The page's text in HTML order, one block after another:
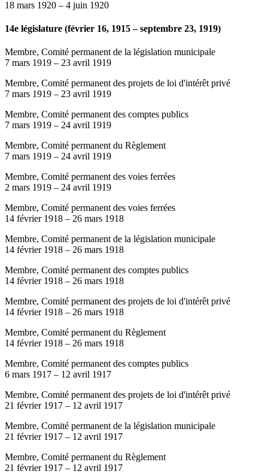
18 mars 1920 – 4 juin 1920
14e législature (février 16, 1915 – septembre 23, 1919)
Membre, Comité permanent de la législation municipale
7 mars 1919 – 23 avril 1919
Membre, Comité permanent des projets de loi d'intérêt privé
7 mars 1919 – 23 avril 1919
Membre, Comité permanent des comptes publics
7 mars 1919 – 24 avril 1919
Membre, Comité permanent du Règlement
7 mars 1919 – 24 avril 1919
Membre, Comité permanent des voies ferrées
2 mars 1919 – 24 avril 1919
Membre, Comité permanent des voies ferrées
14 février 1918 – 26 mars 1918
Membre, Comité permanent de la législation municipale
14 février 1918 – 26 mars 1918
Membre, Comité permanent des comptes publics
14 février 1918 – 26 mars 1918
Membre, Comité permanent des projets de loi d'intérêt privé
14 février 1918 – 26 mars 1918
Membre, Comité permanent du Règlement
14 février 1918 – 26 mars 1918
Membre, Comité permanent des comptes publics
6 mars 1917 – 12 avril 1917
Membre, Comité permanent des projets de loi d'intérêt privé
21 février 1917 – 12 avril 1917
Membre, Comité permanent de la législation municipale
21 février 1917 – 12 avril 1917
Membre, Comité permanent du Règlement
21 février 1917 – 12 avril 1917